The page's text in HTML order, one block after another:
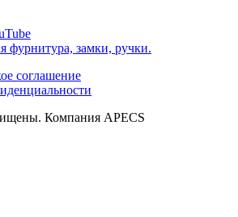
соглашение
Компания APECS